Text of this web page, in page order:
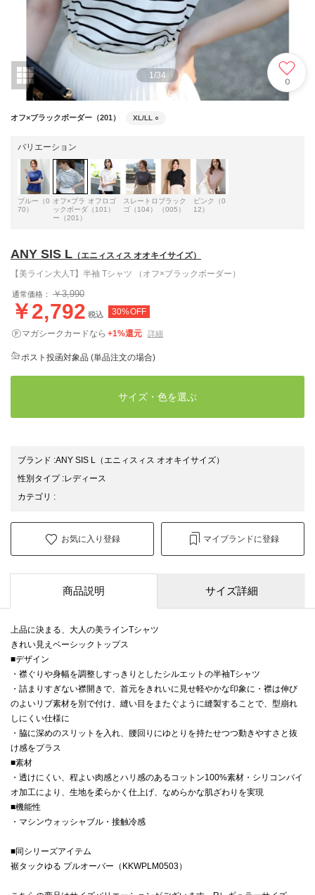
1 /34
0
オフ×ブラックボーダー（201） XL/LL ○
バリエーション
ブルー（0
70）
オフ×ブラ
ックボーダ
ー（201）
オフロゴ
（101）
スレートロ
ゴ（104）
ブラック
（005）
ピンク（0
12）
ANY SIS L （エニィスィス オオキイサイズ）
【美ライン大人T】半袖 Tシャツ （オフ×ブラックボーダー）
通常価格： ￥3,990
￥2,792 税込 30%OFF
マガシークカードなら +1%還元 詳細
ポスト投函対象品 (単品注文の場合)
サイズ・色を選ぶ
ブランド :ANY SIS L
（エニィスィス オオキイサイズ）
性別タイプ:レディース
カテゴリ :
お気に入り登録 マイブランドに登録
商品説明 サイズ詳細
上品に決まる、大人の美ラインTシャツ
きれい見えベーシックトップス
■デザイン
・襟ぐりや身幅を調整しすっきりとしたシルエットの半袖Tシャツ
・詰まりすぎない襟開きで、首元をきれいに見せ軽やかな印象に・襟は伸び
のよいリブ素材を別で付け、縫い目をまたぐように縫製することで、型崩れ
しにくい仕様に
・脇に深めのスリットを入れ、腰回りにゆとりを持たせつつ動きやすさと抜
け感をプラス
■素材
・透けにくい、程よい肉感とハリ感のあるコットン100%素材・シリコンバイ
オ加工により、生地を柔らかく仕上げ、なめらかな肌ざわりを実現
■機能性
・マシンウォッシャブル・接触冷感
■同シリーズアイテム
裾タックゆる プルオーバー（KKWPLM0503）